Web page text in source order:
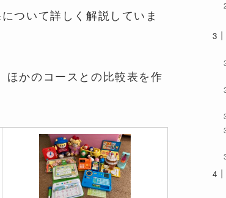
ついて詳しく解説していま
ほかのコースとの比較表を作